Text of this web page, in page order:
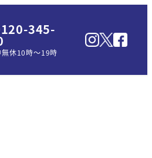
345-
無休10時～19時